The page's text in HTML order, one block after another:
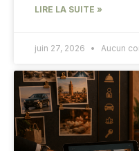
LIRE LA SUITE »
juin 27, 2026 Aucun